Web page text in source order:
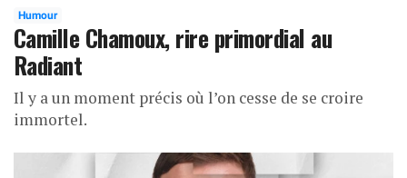
Humour
Camille Chamoux, rire primordial au
Radiant
Il y a un moment précis où l’on cesse de se croire
immortel.